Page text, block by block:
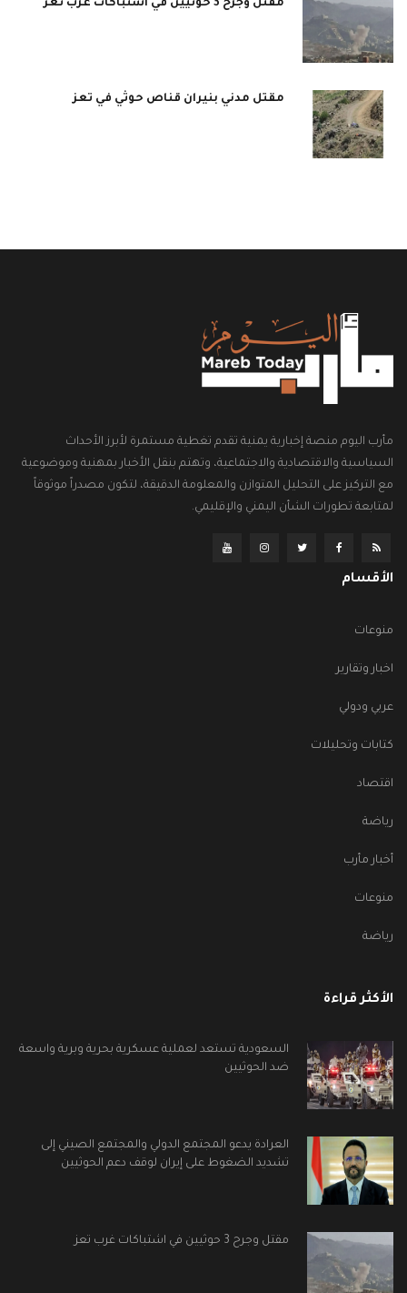
مقتل وجرح 3 حوثيين في اشتباكات غرب تعز
مقتل مدني بنيران قناص حوثي في تعز
مأرب اليوم منصة إخبارية يمنية تقدم تغطية مستمرة لأبرز الأحداث
السياسية والاقتصادية والاجتماعية، وتهتم بنقل الأخبار بمهنية وموضوعية
مع التركيز على التحليل المتوازن والمعلومة الدقيقة، لتكون مصدراً موثوقاً
لمتابعة تطورات الشأن اليمني والإقليمي.
الأقسام
منوعات
اخبار وتقارير
عربي ودولي
كتابات وتحليلات
اقتصاد
رياضة
أخبار مأرب
منوعات
رياضة
الأكثر قراءة
السعودية تستعد لعملية عسكرية بحرية وبرية واسعة
ضد الحوثيين
العرادة يدعو المجتمع الدولي والمجتمع الصيني إلى
تشديد الضغوط على إيران لوقف دعم الحوثيين
مقتل وجرح 3 حوثيين في اشتباكات غرب تعز